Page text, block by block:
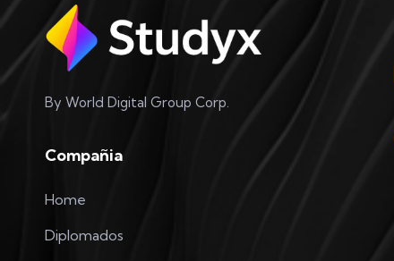
By World Digital Group Corp.
Compañia
Home
Diplomados